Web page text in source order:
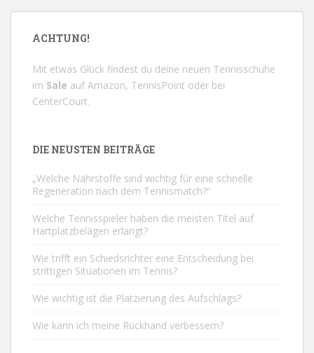
ACHTUNG!
Mit etwas Glück findest du deine neuen Tennisschuhe
im Sale aufAmazon, TennisPoint oder bei
CenterCourt.
DIE NEUSTEN BEITRÄGE
„Welche Nährstoffe sind wichtig für eine schnelle
Regeneration nach dem Tennismatch?“
Welche Tennisspieler haben die meisten Titel auf
Hartplatzbelägen erlangt?
Wie trifft ein Schiedsrichter eine Entscheidung bei
strittigen Situationen im Tennis?
Wie wichtig ist die Platzierung des Aufschlags?
Wie kann ich meine Rückhand verbessern?